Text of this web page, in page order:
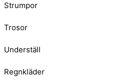
Strumpor
Trosor
Underställ
Regnkläder